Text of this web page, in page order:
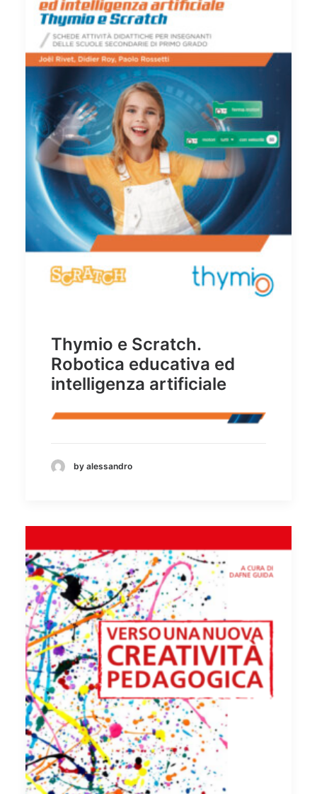
Thymio e Scratch.
Robotica educativa ed
intelligenza artificiale
by alessandro